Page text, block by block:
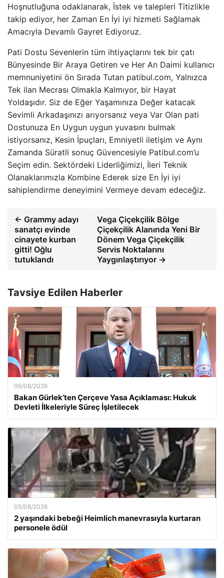
Hoşnutluğuna odaklanarak, İstek ve talepleri Titizlikle
takip ediyor, her Zaman En İyi iyi hizmeti Sağlamak
Amacıyla Devamlı Gayret Ediyoruz.
Pati Dostu Sevenlerin tüm ihtiyaçlarını tek bir çatı
Bünyesinde Bir Araya Getiren ve Her An Daimi kullanıcı
memnuniyetini ön Sırada Tutan patibul.com, Yalnızca
Tek ilan Mecrası Olmakla Kalmıyor, bir Hayat
Yoldaşıdır. Siz de Eğer Yaşamınıza Değer katacak
Sevimli Arkadaşınızı arıyorsanız veya Var Olan pati
Dostunuza En Uygun uygun yuvasını bulmak
istiyorsanız, Kesin İpuçları, Emniyetli iletişim ve Aynı
Zamanda Süratli sonuç Güvencesiyle Patibul.com’u
Seçim edin. Sektördeki Liderliğimizi, İleri Teknik
Olanaklarımızla Kombine Ederek size En İyi iyi
sahiplendirme deneyimini Vermeye devam edeceğiz.
← Grammy adayı
sanatçı evinde
cinayete kurban
gitti! Oğlu
tutuklandı
Vega Çiçekçilik Bölge
Çiçekçilik Alanında Yeni Bir
Dönem Vega Çiçekçilik
Servis Noktalarını
Yaygınlaştırıyor →
Tavsiye Edilen Haberler
06/08/2026
Bakan Gürlek’ten Çerçeve Yasa Açıklaması: Hukuk
Devleti İlkeleriyle Süreç İşletilecek
05/08/2026
2 yaşındaki bebeği Heimlich manevrasıyla kurtaran
personele ödül